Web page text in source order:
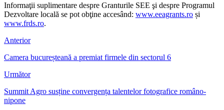
Informaţii suplimentare despre Granturile SEE şi despre Programul
Dezvoltare locală se pot obţine accesând: www.eeagrants.ro și
www.frds.ro.
Anterior
Camera bucureșteană a premiat firmele din sectorul 6
Următor
Summit Agro susține convergența talentelor fotografice româno-
nipone